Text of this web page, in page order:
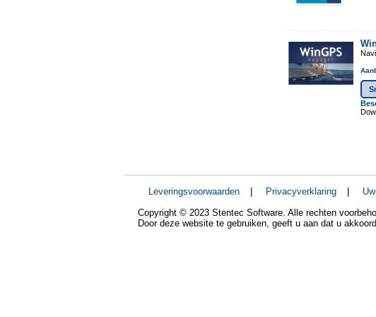
Leveringsvoorwaarden Privacyverklaring
Copyright © 2023 Stentec Software. Alle rechten
Door deze website te gebruiken, geeft u aan dat u